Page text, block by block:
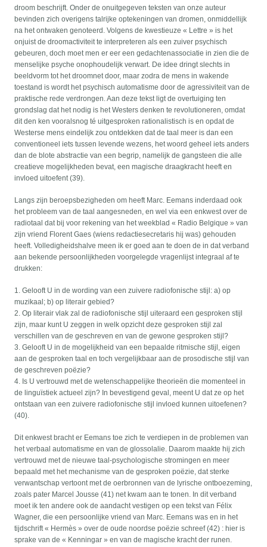
droom beschrijft. Onder de onuitgegeven teksten van onze auteur
bevinden zich overigens talrijke optekeningen van dromen, onmiddellijk
na het ontwaken genoteerd. Volgens de kwestieuze « Lettre » is het
onjuist de droomactiviteit te interpreteren als een zuiver psychisch
gebeuren, doch moet men er eer een gedachtenassociatie in zien die de
menselijke psyche onophoudelijk verwart. De idee dringt slechts in
beeldvorm tot het droomnet door, maar zodra de mens in wakende
toestand is wordt het psychisch automatisme door de agressiviteit van de
praktische rede verdrongen. Aan deze tekst ligt de overtuiging ten
grondslag dat het nodig is het Westers denken te revolutioneren, omdat
dit den ken vooralsnog té uitgesproken rationalistisch is en opdat de
Westerse mens eindelijk zou ontdekken dat de taal meer is dan een
conventioneel iets tussen levende wezens, het woord geheel iets anders
dan de blote abstractie van een begrip, namelijk de gangsteen die alle
creatieve mogelijkheden bevat, een magische draagkracht heeft en
invloed uitoefent (39).
Langs zijn beroepsbezigheden om heeft Marc. Eemans inderdaad ook
het probleem van de taal aangesneden, en wel via een enkwest over de
radiotaal dat bij voor rekening van het weekblad « Radio Belgique » van
zijn vriend Florent Gaes (wiens redactiesecretaris hij was) gehouden
heeft. Volledigheidshalve meen ik er goed aan te doen de in dat verband
aan bekende persoonlijkheden voorgelegde vragenlijst integraal af te
drukken:
1. Gelooft U in de wording van een zuivere radiofonische stijl: a) op
muzikaal; b) op literair gebied?
2. Op literair vlak zal de radiofonische stijl uiteraard een gesproken stijl
zijn, maar kunt U zeggen in welk opzicht deze gesproken stijl zal
verschillen van de geschreven en van de gewone gesproken stijl?
3. Gelooft U in de mogelijkheid van een bepaalde ritmische stijl, eigen
aan de gesproken taal en toch vergelijkbaar aan de prosodische stijl van
de geschreven poëzie?
4. Is U vertrouwd met de wetenschappelijke theorieën die momenteel in
de linguïstiek actueel zijn? In bevestigend geval, meent U dat ze op het
ontstaan van een zuivere radiofonische stijl invloed kunnen uitoefenen?
(40).
Dit enkwest bracht er Eemans toe zich te verdiepen in de problemen van
het verbaal automatisme en van de glossolalie. Daarom maakte hij zich
vertrouwd met de nieuwe taal-psychologische stromingen en meer
bepaald met het mechanisme van de gesproken poëzie, dat sterke
verwantschap vertoont met de oerbronnen van de lyrische ontboezeming,
zoals pater Marcel Jousse (41) net kwam aan te tonen. In dit verband
moet ik ten andere ook de aandacht vestigen op een tekst van Félix
Wagner, die een persoonlijke vriend van Marc. Eemans was en in het
tijdschrift « Hermès » over de oude noordse poëzie schreef (42) : hier is
sprake van de « Kenningar » en van de magische kracht der runen.